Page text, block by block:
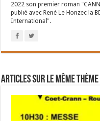
2022 son premier roman
publié avec René Le Honzec la
International".
Articles sur le même thème